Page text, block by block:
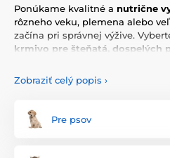
Ponúkame kvalitné a nutrične
rôzneho veku, plemena alebo
začína pri správnej výžive.
krmivo pre šteňatá, dospelých
Zobraziť celý popis ›
Pre psov